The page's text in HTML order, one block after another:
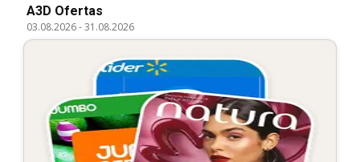
A3D Ofertas
03.08.2026-31.08.2026